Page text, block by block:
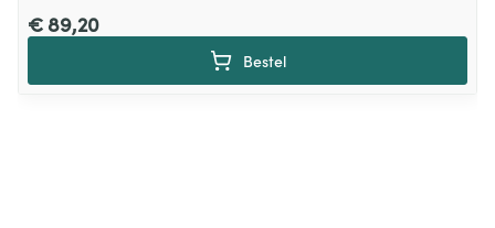
€ 89,20
Bestel